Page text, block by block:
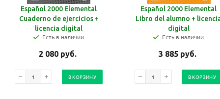
Español 2000 Elemental
Cuaderno de ejercicios +
licencia digital
Есть в наличии
2 080 руб.
В КОРЗИНУ
Español 2000 Elemental
Libro del alumno +
digital
Есть в наличии
3 885 руб.
В КОРЗИНУ